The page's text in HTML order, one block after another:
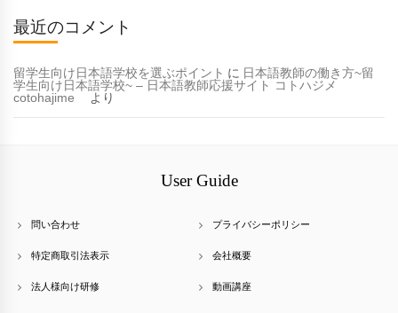
最近のコメント
留学生向け日本語学校を選ぶポイント に 日本語教師の働き方~留
学生向け日本語学校~ – 日本語教師応援サイト コトハジメ
cotohajime
より
User Guide
問い合わせ プライバシーポリシー
特定商取引法表示 会社概要
法人様向け研修 動画講座